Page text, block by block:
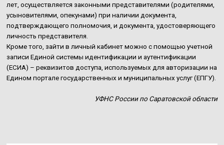
лет, осуществляется законными представителями (родителями,
усыновителями, опекунами) при наличии документа,
подтверждающего полномочия, и документа, удостоверяющего
личность представителя.
Кроме того, зайти в личный кабинет можно с помощью учетной
записи Единой системы идентификации и аутентификации
(ЕСИА) – реквизитов доступа, используемых для авторизации на
Едином портале государственных и муниципальных услуг (ЕПГУ).
УФНС России по Саратовской области